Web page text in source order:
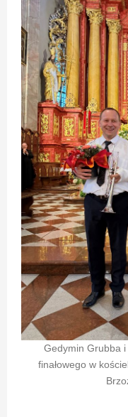
Gedymin Grubba i
finałowego w